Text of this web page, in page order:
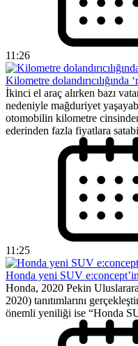
11:26
Kilometre dolandırıcılığında
İkinci el araç alırken bazı
nedeniyle mağduriyet
otomobilin kilometre
ederinden fazla fiyatlara
11:25
Honda yeni SUV
Honda, 2020 Pekin
2020) tanıtımlarını
önemli yeniliği ise “Honda